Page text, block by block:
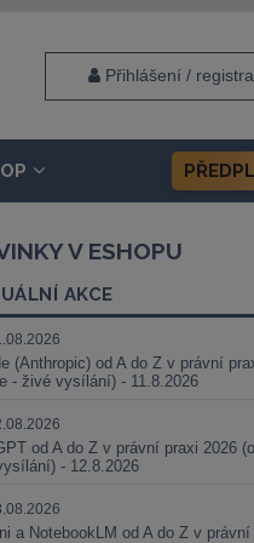
Přihlášení /
V ESHOPU
AKCE
(Anthropic) od A do Z v právní
- živé vysílání) - 11.8.2026
od A do Z v právní praxi 2026
- 12.8.2026
a NotebookLM od A do Z v právní